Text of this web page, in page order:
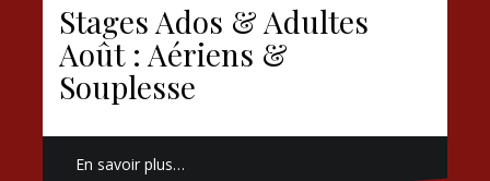
Stages Ados & Adultes
Août : Aériens &
Souplesse
En savoir plus…